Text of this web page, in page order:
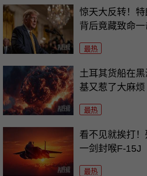
惊天大反转！
背后竟藏致命一
最热
土耳其货船在
基又惹了大麻烦
最热
看不见就挨打
一剑封喉F-15J
最热